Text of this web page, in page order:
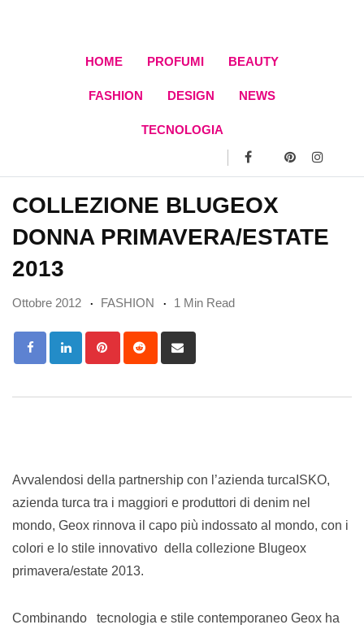
HOME PROFUMI BEAUTY
FASHION DESIGN NEWS
TECNOLOGIA
COLLEZIONE BLUGEOX
DONNA PRIMAVERA/ESTATE
2013
Ottobre 2012 FASHION 1 Min Read
PinterestReddit
via
Avvalendosi della partnership con l’azienda turcaISKO,
azienda turca tra i maggiori e produttori di denim nel
mondo, Geox rinnova il capo più indossato al mondo, con i
colori e lo stile innovativo della collezione Blugeox
primavera/estate 2013.
Combinando tecnologia e stile contemporaneo Geox ha